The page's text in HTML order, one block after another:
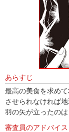
あらすじ
最高の美食を求め
させられなければ
羽の矢が立ったの
審査員のアドバイス